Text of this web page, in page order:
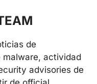
de
malware, actividad
advisories de